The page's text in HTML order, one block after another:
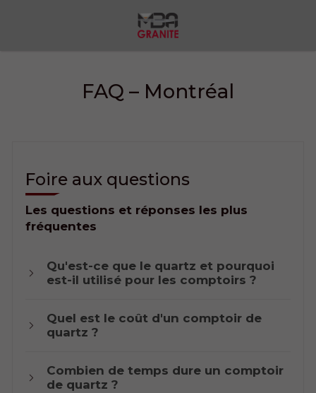
FAQ – Montréal
Foire aux questions
Les questions et réponses les plus
fréquentes
Qu'est-ce que le quartz et pourquoi
est-il utilisé pour les comptoirs ?
Quel est le coût d'un comptoir de
quartz ?
Combien de temps dure un comptoir
de quartz ?